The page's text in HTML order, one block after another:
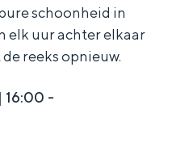
schoonheid in
elk uur achter elkaar
reeks opnieuw.
16:00 -